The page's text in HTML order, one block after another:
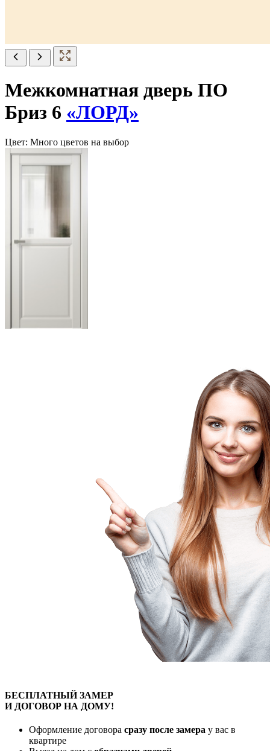
Межкомнатная дверь ПО
Бриз 6 «ЛОРД»
Цвет: Много цветов на выбор
БЕСПЛАТНЫЙЗАМЕР
И ДОГОВОР НА ДОМУ!
Оформление договора сразу после замера у вас в
квартире